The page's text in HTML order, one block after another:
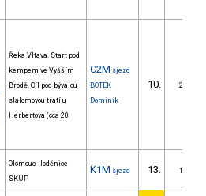
Řeka Vltava. Start pod
kempem ve Vyšším
Brodě. Cíl pod bývalou
slalomovou tratí u
Herbertova (cca 20
C2M sjezd
BOTEK
Dominik
10. 2/ZS
Olomouc - loděnice
SKUP
K1M sjezd 13. 1/ZS